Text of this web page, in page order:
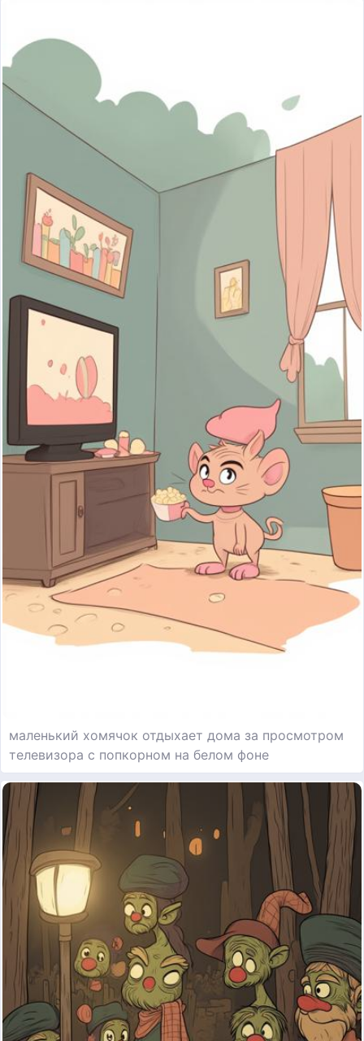
маленький хомячок отдыхает дома за просмотром
телевизора с попкорном на белом фоне